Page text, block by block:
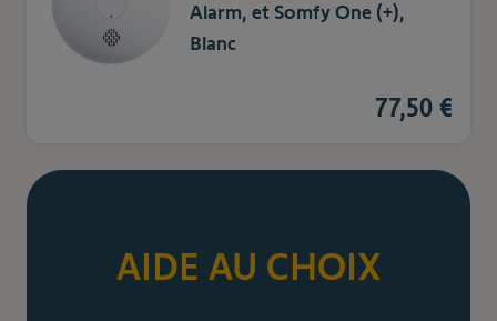
Alarm, et Somfy One (+),
Blanc
77,50 €
AIDE AU CHOIX